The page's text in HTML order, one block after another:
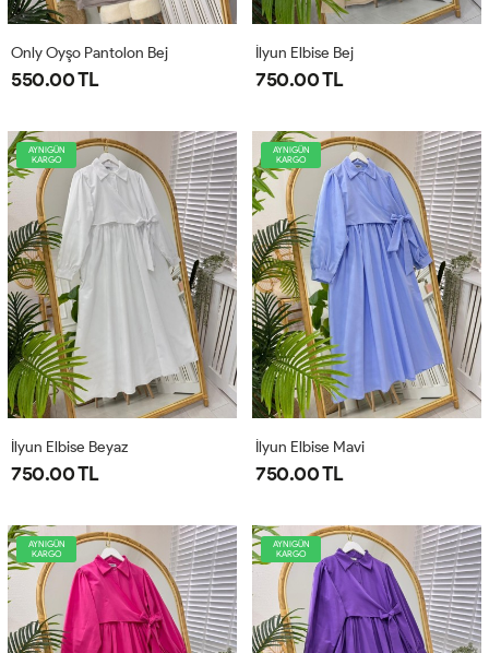
Only Oyşo Pantolon Bej
550.00 TL
İlyun Elbise Bej
750.00 TL
AYNIGÜN
KARGO
İlyun Elbise Beyaz
750.00 TL
AYNIGÜN
KARGO
İlyun Elbise Mavi
750.00 TL
AYNIGÜN
KARGO
AYNIGÜN
KARGO